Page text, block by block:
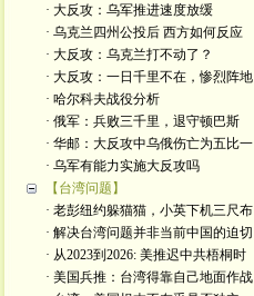
· 大反攻：乌军推进速度放缓
· 乌克兰四州公投后 西方如何反应
· 大反攻：乌克兰打不动了？
· 大反攻：一日千里不在，惨烈阵地
· 哈尔科夫战役分析
· 俄军：兵败三千里，退守顿巴斯
· 华邮：大反攻中乌俄伤亡为五比一
· 乌军有能力实施大反攻吗
【台湾问题】
· 老彭纽约躲猫猫，小英下机三尺布
· 解决台湾问题并非当前中国的迫切
· 从2023到2026: 美推迟中共梧桐时
· 美国兵推：台湾得靠自己地面作战